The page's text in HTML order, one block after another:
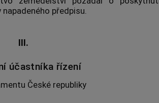
předpisu.
III.
účastníka řízení
České republiky